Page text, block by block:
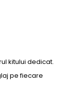
kitului dedicat.
pe fiecare